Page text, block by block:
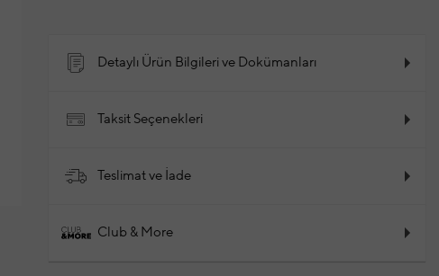
Detaylı Ürün Bilgileri ve Dokümanları
Taksit Seçenekleri
Teslimat ve İade
Club & More